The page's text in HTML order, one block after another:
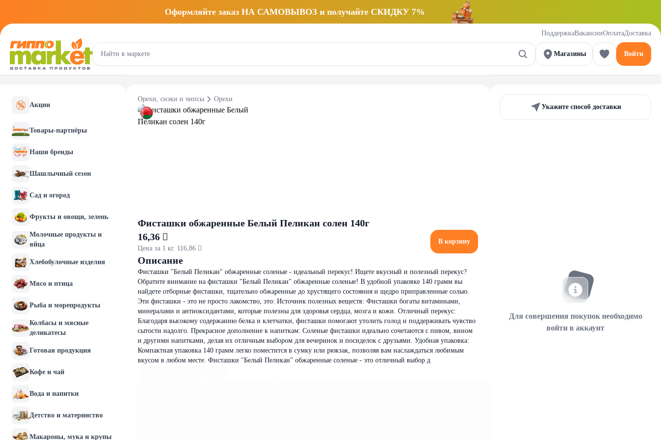
Оформляйте заказ НА САМОВЫВОЗ и получайте СКИДКУ 7%
ПоддержкаВакансииОплатаДоставка
Магазины Войти
Акции
Товары-партнёры
Наши бренды
Шашлычный сезон
Сад и огород
Фрукты и овощи, зелень
Молочные продукты и
яйца
Хлебобулочные изделия
Мясо и птица
Рыба и морепродукты
Колбасы и мясные
деликатесы
Готовая продукция
Кофе и чай
Вода и напитки
Детство и материнство
Макароны, мука и крупы
Орехи, снэки и чипсы Орехи
Фисташки обжаренные Белый Пеликан солен 140г
16,36 
Цена за 1 кг. 116,86 
В корзину
Описание
Фисташки "Белый Пеликан" обжаренные соленые - идеальный перекус! Ищете вкусный и полезный перекус?
Обратите внимание на фисташки "Белый Пеликан" обжаренные соленые! В удобной упаковке 140 грамм вы
найдете отборные фисташки, тщательно обжаренные до хрустящего состояния и щедро приправленные солью.
Эти фисташки - это не просто лакомство, это: Источник полезных веществ: Фисташки богаты витаминами,
минералами и антиоксидантами, которые полезны для здоровья сердца, мозга и кожи. Отличный перекус:
Благодаря высокому содержанию белка и клетчатки, фисташки помогают утолить голод и поддерживать чувство
сытости надолго. Прекрасное дополнение к напиткам: Соленые фисташки идеально сочетаются с пивом, вином
и другими напитками, делая их отличным выбором для вечеринок и посиделок с друзьями. Удобная упаковка:
Компактная упаковка 140 грамм легко поместится в сумку или рюкзак, позволяя вам наслаждаться любимым
вкусом в любом месте. Фисташки "Белый Пеликан" обжаренные соленые - это отличный выбор д
Укажите способ доставки
Для совершения покупок необходимо
войти в аккаунт